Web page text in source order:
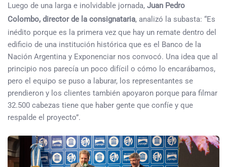
Luego de una larga e inolvidable jornada, Juan Pedro
Colombo, director de la consignataria, analizó la subasta: “Es
inédito porque es la primera vez que hay un remate dentro del
edificio de una institución histórica que es el Banco de la
Nación Argentina y Exponenciar nos convocó. Una idea que al
principio nos parecía un poco difícil o cómo lo encarábamos,
pero el equipo se puso a laburar, los representantes se
prendieron y los clientes también apoyaron porque para filmar
32.500 cabezas tiene que haber gente que confíe y que
respalde el proyecto”.